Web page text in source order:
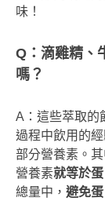
味！
Q ：滴雞精
嗎？
A：這些萃取的
過程中飲用的
部分營養素。其
營養素就等於
總量中， 避免